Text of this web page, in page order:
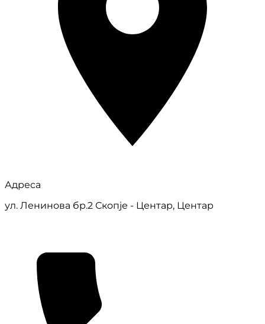
Адреса
ул. Ленинова бр.2 Скопје - Центар, Центар